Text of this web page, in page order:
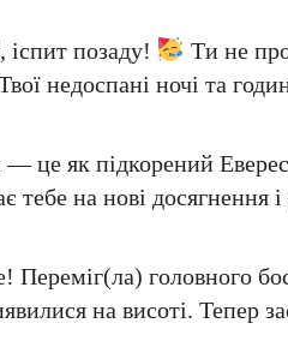
іспит позаду!
Ти не
недоспані ночі та
— це як підкорений
тебе на нові досягнення
Переміг(ла) головного
на висоті. Тепер